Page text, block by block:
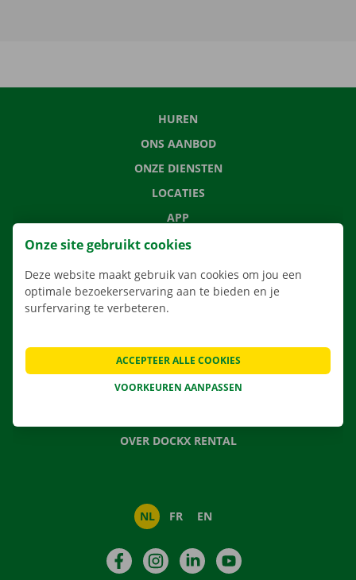
HUREN
ONS AANBOD
ONZE DIENSTEN
LOCATIES
APP
VERHUISOPLOSSINGEN
CONTACTEER ONS
NIEUWS
CADEAUBON
OVER DOCKX RENTAL
NL FR EN
FacebookInstagramLinkedIn
Onze site gebruikt cookies
Deze website maakt gebruik van cookies om jou een
optimale bezoekerservaring aan te bieden en je
surfervaring te verbeteren.
VOORKEUREN AANPASSEN
ACCEPTEER ALLE COOKIES